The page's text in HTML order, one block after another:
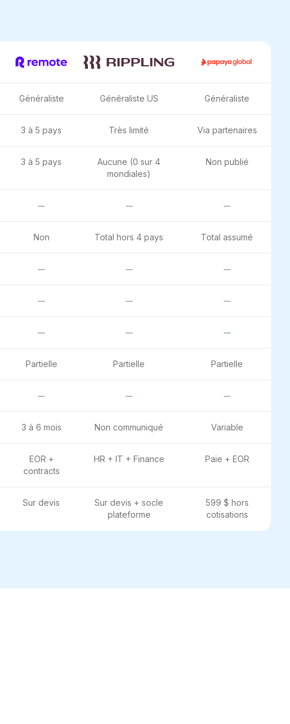
Généraliste Généraliste US Généraliste
3 à 5 pays Très limité Via partenaires
3 à 5 pays
Aucune (0 sur 4
mondiales)
Non publié
Non Total hors 4 pays Total assumé
Partielle Partielle Partielle
3 à 6 mois Non communiqué Variable
EOR +
contracts
HR + IT + Finance Paie + EOR
Sur devis
Sur devis + socle
plateforme
599 $ hors
cotisations